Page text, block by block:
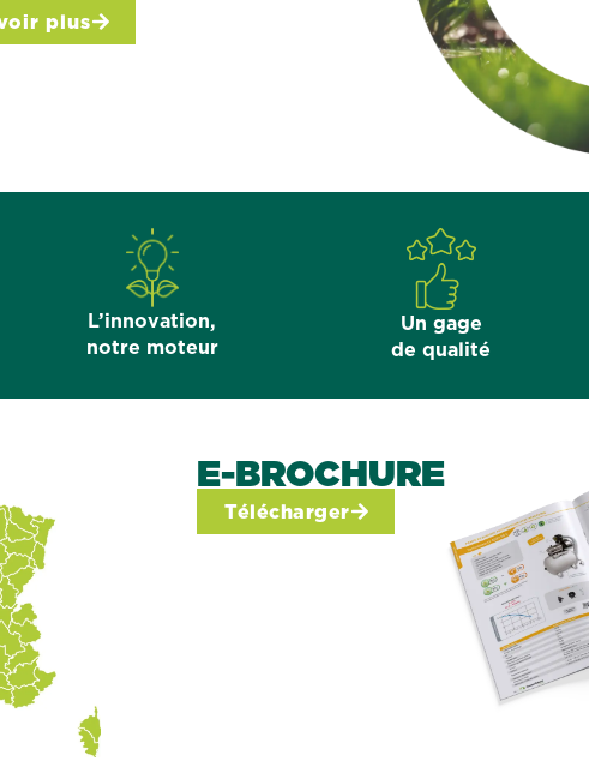
plus
L’innovation,
notre moteur
Un gage
de qualité
E-BROCHURE
Télécharger